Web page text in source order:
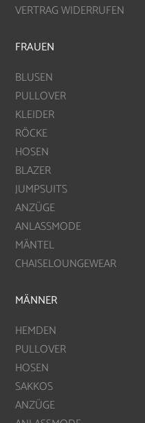
VERTRAG WIDERRUFEN
FRAUEN
BLUSEN
PULLOVER
KLEIDER
RÖCKE
HOSEN
BLAZER
JUMPSUITS
ANZÜGE
ANLASSMODE
MÄNTEL
CHAISELOUNGEWEAR
MÄNNER
HEMDEN
PULLOVER
HOSEN
SAKKOS
ANZÜGE